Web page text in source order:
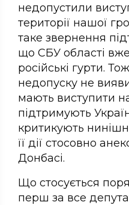
недопустили
території нашої
таке звернення
що СБУ області
російські гурти.
недопуску не
мають виступити
підтримують
критикують
її дії стосовно
Донбасі.
Що стосується
перш за все